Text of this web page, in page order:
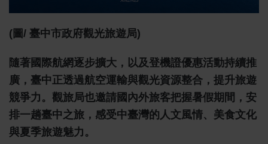
(圖/ 臺中市政府觀光旅遊局)
隨著國際航網逐步擴大，以及登機證優惠活動持續推
廣，臺中正透過航空運輸與觀光資源整合，提升旅遊
競爭力。觀旅局也邀請國內外旅客把握暑假期間，安
排一趟臺中之旅，感受中臺灣的人文風情、美食文化
與夏季旅遊魅力。